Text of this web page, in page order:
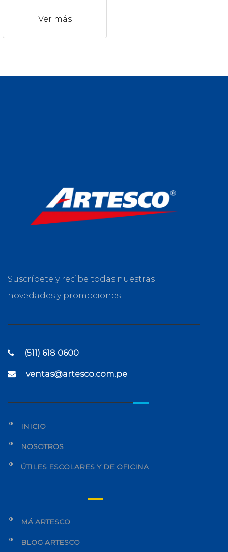
Ver más
Suscríbete y recibe todas nuestras
novedades y promociones
(511) 618 0600
ventas@artesco.com.pe
INICIO
NOSOTROS
ÚTILES ESCOLARES Y DE OFICINA
MÁ ARTESCO
BLOG ARTESCO